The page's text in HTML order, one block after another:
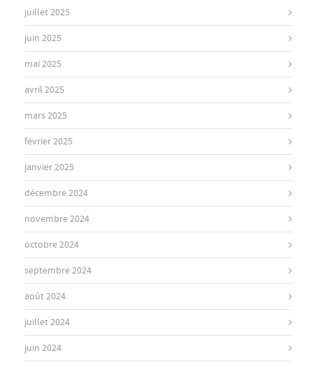
juillet 2025
juin 2025
mai 2025
avril 2025
mars 2025
février 2025
janvier 2025
décembre 2024
novembre 2024
octobre 2024
septembre 2024
août 2024
juillet 2024
juin 2024